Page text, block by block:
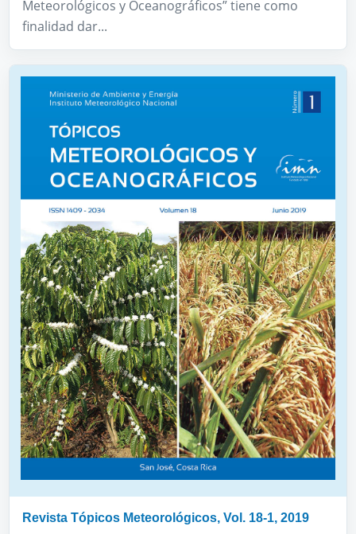
Meteorológicos y Oceanográficos” tiene como
finalidad dar...
Revista Tópicos Meteorológicos, Vol. 18-1, 2019